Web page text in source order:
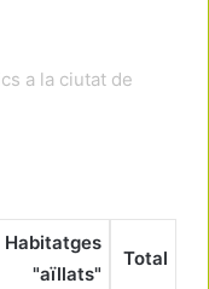
a la ciutat de
Habitatges
"aïllats"
Total